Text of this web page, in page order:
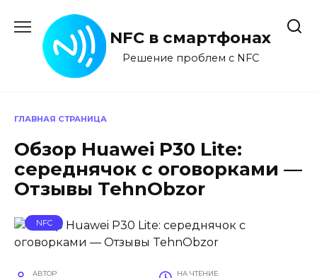
содержанию
NFC в смартфонах
Решение проблем с NFC
ГЛАВНАЯ СТРАНИЦА
Обзор Huawei P30 Lite:
середнячок с оговорками —
Отзывы TehnObzor
NFC
АВТОР НА ЧТЕНИЕ